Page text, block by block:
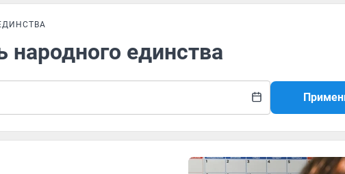
народного единства